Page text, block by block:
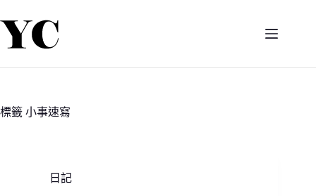
至
標籤 小事速寫
日記